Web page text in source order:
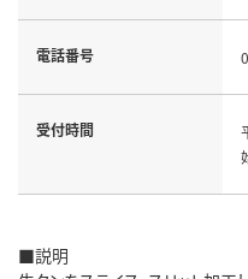
電話番号
受付時間
■説明